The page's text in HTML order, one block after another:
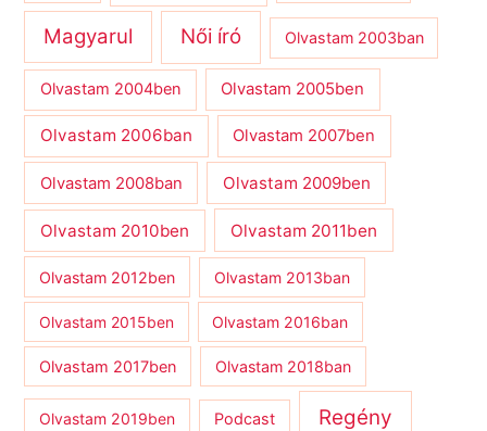
Magyarul Női író Olvastam 2003ban
Olvastam 2004ben Olvastam 2005ben
Olvastam 2006ban Olvastam 2007ben
Olvastam 2008ban Olvastam 2009ben
Olvastam 2010ben Olvastam 2011ben
Olvastam 2012ben Olvastam 2013ban
Olvastam 2015ben Olvastam 2016ban
Olvastam 2017ben Olvastam 2018ban
Olvastam 2019ben Podcast Regény